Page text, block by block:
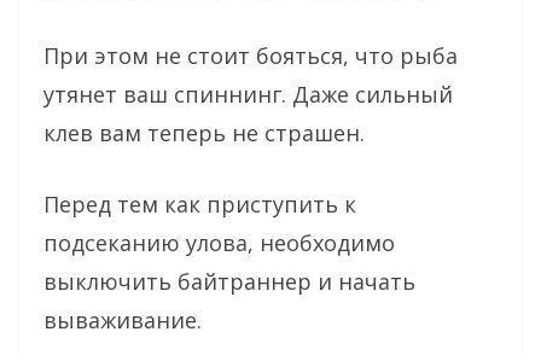
При этом не стоит бояться, что рыба
утянет ваш спиннинг. Даже сильный
клев вам теперь не страшен.
Перед тем как приступить к
подсеканию улова, необходимо
выключить байтраннер и начать
вываживание.